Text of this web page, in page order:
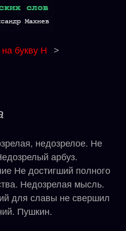
букву Н >
недозрелое. Не
арбуз.
Не достигший полного
Недозрелая мысль.
для славы не свершил
Пушкин.